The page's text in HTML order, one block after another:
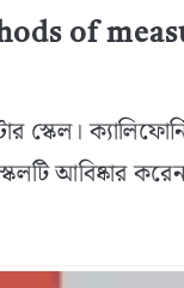
of
আবিষ্কার